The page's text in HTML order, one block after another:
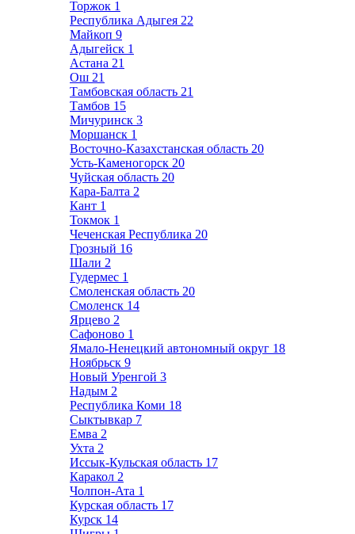
Торжок 1
Республика Адыгея 22
Майкоп 9
Адыгейск 1
Астана 21
Ош 21
Тамбовская область 21
Тамбов 15
Мичуринск 3
Моршанск 1
Восточно-Казахстанская область 20
Усть-Каменогорск 20
Чуйская область 20
Кара-Балта 2
Кант 1
Токмок 1
Чеченская Республика 20
Грозный 16
Шали 2
Гудермес 1
Смоленская область 20
Смоленск 14
Ярцево 2
Сафоново 1
Ямало-Ненецкий автономный округ 18
Ноябрьск 9
Новый Уренгой 3
Надым 2
Республика Коми 18
Сыктывкар 7
Емва 2
Ухта 2
Иссык-Кульская область 17
Каракол 2
Чолпон-Ата 1
Курская область 17
Курск 14